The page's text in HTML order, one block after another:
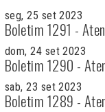
seg, 25 set 2023
Boletim 1291 -
dom, 24 set 2023
Boletim 1290 -
sab, 23 set 2023
Boletim 1289 -